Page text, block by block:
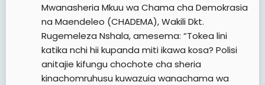
Mwanasheria Mkuu wa Chama cha Demokrasia
na Maendeleo (CHADEMA), Wakili Dkt.
Rugemeleza Nshala, amesema: “Tokea lini
katika nchi hii kupanda miti ikawa kosa? Polisi
anitajie kifungu chochote cha sheria
kinachomruhusu kuwazuia wanachama wa